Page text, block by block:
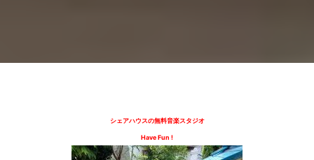
シェアハウスの無料音楽スタジオ
Have Fun !